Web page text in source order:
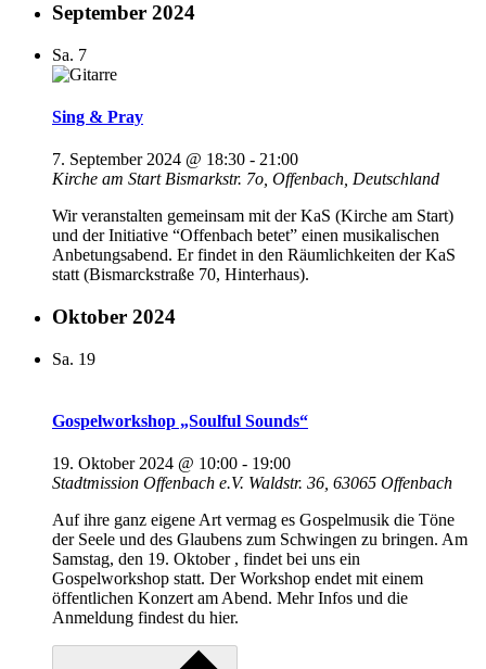
September 2024
Sa. 7
Sing & Pray
7. September 2024 @ 18:30 - 21:00
Kirche am Start Bismarkstr. 7o, Offenbach, Deutschland
Wir veranstalten gemeinsam mit der KaS (Kirche am Start)
und der Initiative “Offenbach betet” einen musikalischen
Anbetungsabend. Er findet in den Räumlichkeiten der KaS
statt (Bismarckstraße 70, Hinterhaus).
Oktober 2024
Sa. 19
Gospelworkshop „Soulful Sounds“
19. Oktober 2024 @ 10:00 - 19:00
Stadtmission Offenbach e.V. Waldstr. 36, 63065 Offenbach
Auf ihre ganz eigene Art vermag es Gospelmusik die Töne
der Seele und des Glaubens zum Schwingen zu bringen. Am
Samstag, den 19. Oktober , findet bei uns ein
Gospelworkshop statt. Der Workshop endet mit einem
öffentlichen Konzert am Abend. Mehr Infos und die
Anmeldung findest du hier.